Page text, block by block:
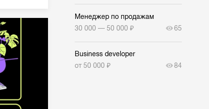
Менеджер по продажам
30 000 — 50 000 ₽
65
Business developer
от 50 000 ₽
84